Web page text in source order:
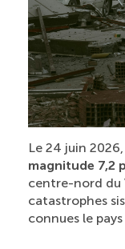
Le 24 juin 2026,
magnitude 7,2
centre-nord du
catastrophes
connues le